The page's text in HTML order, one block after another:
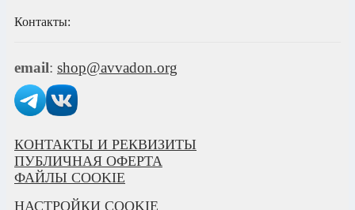
Контакты:
email: shop@avvadon.org
КОНТАКТЫ И РЕКВИЗИТЫ
ПУБЛИЧНАЯ ОФЕРТА
ФАЙЛЫ COOKIE
НАСТРОЙКИ COOKIE